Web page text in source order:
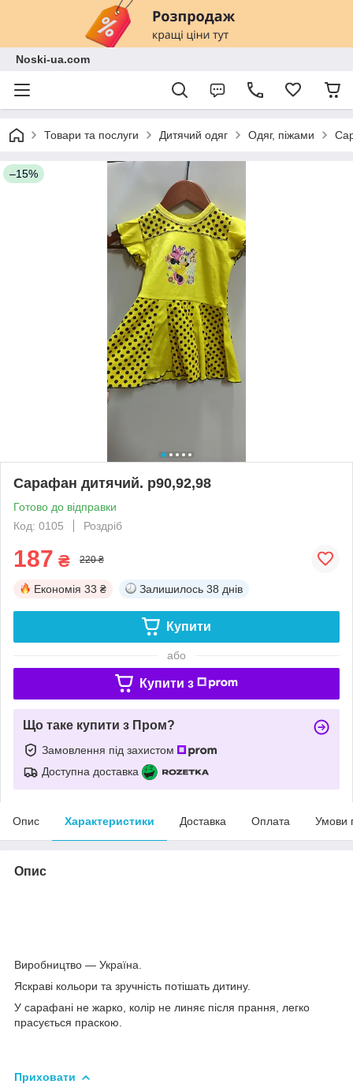
Noski-ua.com
Товари та послуги Дитячий одяг Одяг, піжами
–15%
Сарафан дитячий. р90,92,98
Готово до відправки
Код: 0105
Роздріб
187 ₴ 220 ₴
Економія 33 ₴ Залишилось 38 днів
Купити
або
Купити з
Що таке купити з Пром?
Замовлення під захистом
Доступна доставка
Опис Характеристики Доставка Оплата Умови
Опис
Виробництво — Україна.
Яскраві кольори та зручність потішать дитину.
У сарафані не жарко, колір не линяє після прання, легко
прасується праскою.
Приховати